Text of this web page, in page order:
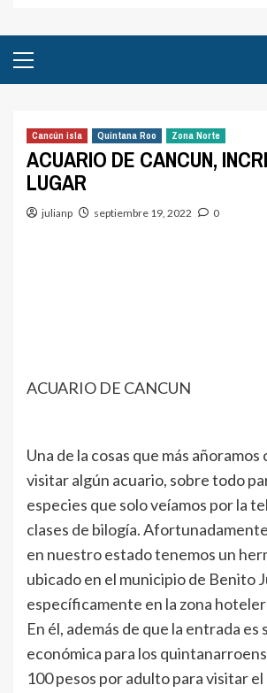
principal
Cancún isla Quintana Roo Zona Norte
ACUARIO DE CANCUN,
LUGAR
julianp septiembre 19, 2022 0
ACUARIO DE CANCUN
Una de la cosas que más añoramos
visitar algún acuario, sobre todo
especies que solo veíamos por la
clases de bilogía.
en nuestro estado tenemos un
ubicado en el municipio de Benito
específicamente en la zona
En él, además de que la entrada es
económica para los
100 pesos por adulto para visitar